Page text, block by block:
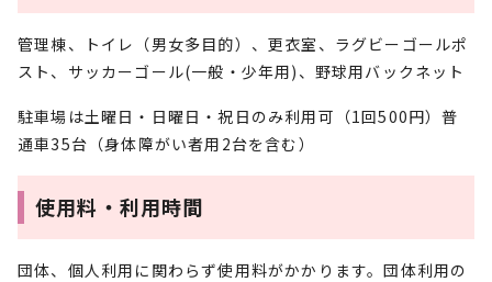
管理棟、トイレ（男女多目的）、更衣室、ラグビーゴールポ
スト、サッカーゴール(一般・少年用)、野球用バックネット
駐車場は土曜日・日曜日・祝日のみ利用可（1回500円）普
通車35台（身体障がい者用2台を含む）
使用料・利用時間
団体、個人利用に関わらず使用料がかかります。団体利用の